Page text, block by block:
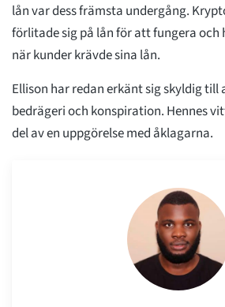
lån var dess främsta undergång.
förlitade sig på lån för att fungera och
när kunder krävde sina lån.
Ellison har redan erkänt sig skyldig till
bedrägeri och konspiration. Hennes
del av en uppgörelse med åklagarna.